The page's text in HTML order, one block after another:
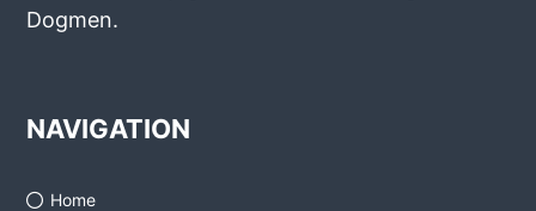
Dogmen.
NAVIGATION
Home